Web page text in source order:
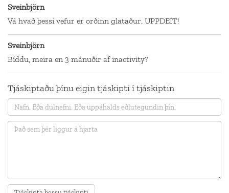
Sveinbjörn
Vá hvað þessi vefur er orðinn glataður. UPPDEIT!
Sveinbjörn
Bíddu, meira en 3 mánuðir af inactivity?
Tjáskiptaðu þínu eigin tjáskipti í tjáskiptin